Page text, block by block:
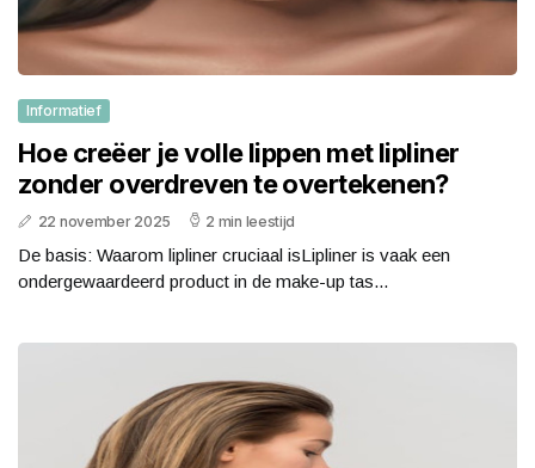
Informatief
Hoe creëer je volle lippen met lipliner
zonder overdreven te overtekenen?
22 november 2025 2 min leestijd
De basis: Waarom lipliner cruciaal isLipliner is vaak een
ondergewaardeerd product in de make-up tas...